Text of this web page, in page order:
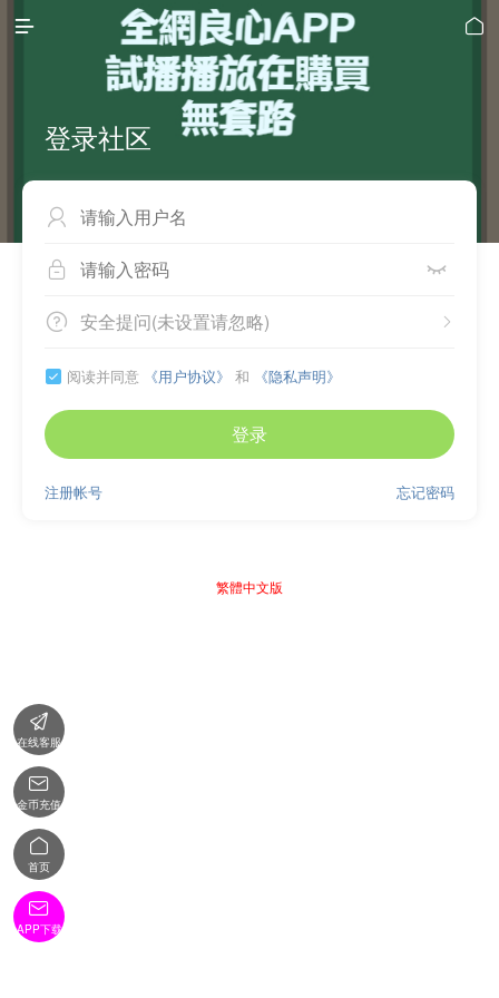
 
登录社区

 
 
安全提问(未设置请忽略)
 阅读并同意 《用户协议》 和 《隐私声明》
登录
忘记密码
注册帐号
繁體中文版

在线客服

金币充值

首页

APP下载